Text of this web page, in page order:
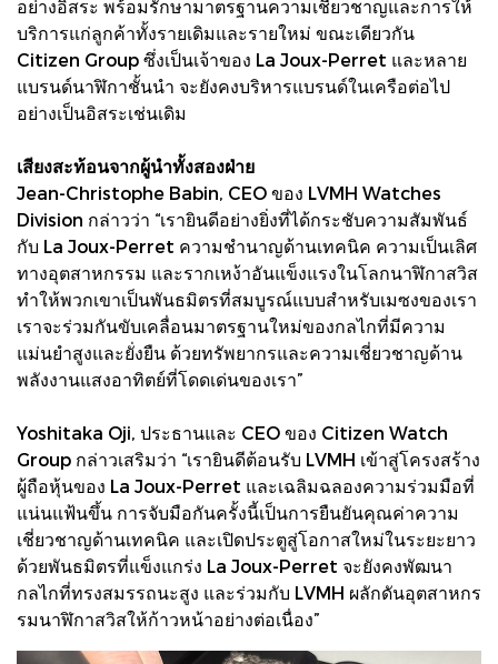
อย่างอิสระ พร้อมรักษามาตรฐานความเชี่ยวชาญและการให้
บริการแก่ลูกค้าทั้งรายเดิมและรายใหม่ ขณะเดียวกัน
Citizen Group ซึ่งเป็นเจ้าของ La Joux-Perret และหลาย
แบรนด์นาฬิกาชั้นนำ จะยังคงบริหารแบรนด์ในเครือต่อไป
อย่างเป็นอิสระเช่นเดิม
เสียงสะท้อนจากผู้นำทั้งสองฝ่าย
Jean-Christophe Babin, CEO ของ LVMH Watches
Division กล่าวว่า “เรายินดีอย่างยิ่งที่ได้กระชับความสัมพันธ์
กับ La Joux-Perret ความชำนาญด้านเทคนิค ความเป็นเลิศ
ทางอุตสาหกรรม และรากเหง้าอันแข็งแรงในโลกนาฬิกาสวิส
ทำให้พวกเขาเป็นพันธมิตรที่สมบูรณ์แบบสำหรับเมซงของเรา
เราจะร่วมกันขับเคลื่อนมาตรฐานใหม่ของกลไกที่มีความ
แม่นยำสูงและยั่งยืน ด้วยทรัพยากรและความเชี่ยวชาญด้าน
พลังงานแสงอาทิตย์ที่โดดเด่นของเรา”
Yoshitaka Oji, ประธานและ CEO ของ Citizen Watch
Group กล่าวเสริมว่า “เรายินดีต้อนรับ LVMH เข้าสู่โครงสร้าง
ผู้ถือหุ้นของ La Joux-Perret และเฉลิมฉลองความร่วมมือที่
แน่นแฟ้นขึ้น การจับมือกันครั้งนี้เป็นการยืนยันคุณค่าความ
เชี่ยวชาญด้านเทคนิค และเปิดประตูสู่โอกาสใหม่ในระยะยาว
ด้วยพันธมิตรที่แข็งแกร่ง La Joux-Perret จะยังคงพัฒนา
กลไกที่ทรงสมรรถนะสูง และร่วมกับ LVMH ผลักดันอุตสาหกร
รมนาฬิกาสวิสให้ก้าวหน้าอย่างต่อเนื่อง”